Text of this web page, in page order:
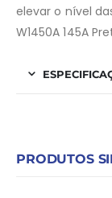
elevar o nível
W1450A 145A
PRODUTOS